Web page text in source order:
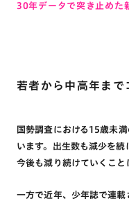
30年データで突き止めた
若者から中高年まで
国勢調査における15歳未
います。出生数も減少を続
今後も減り続けていくこと
一方で近年、少年誌で連